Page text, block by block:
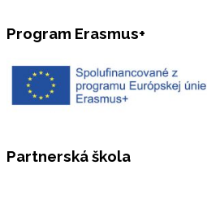
Program Erasmus+
Partnerská škola